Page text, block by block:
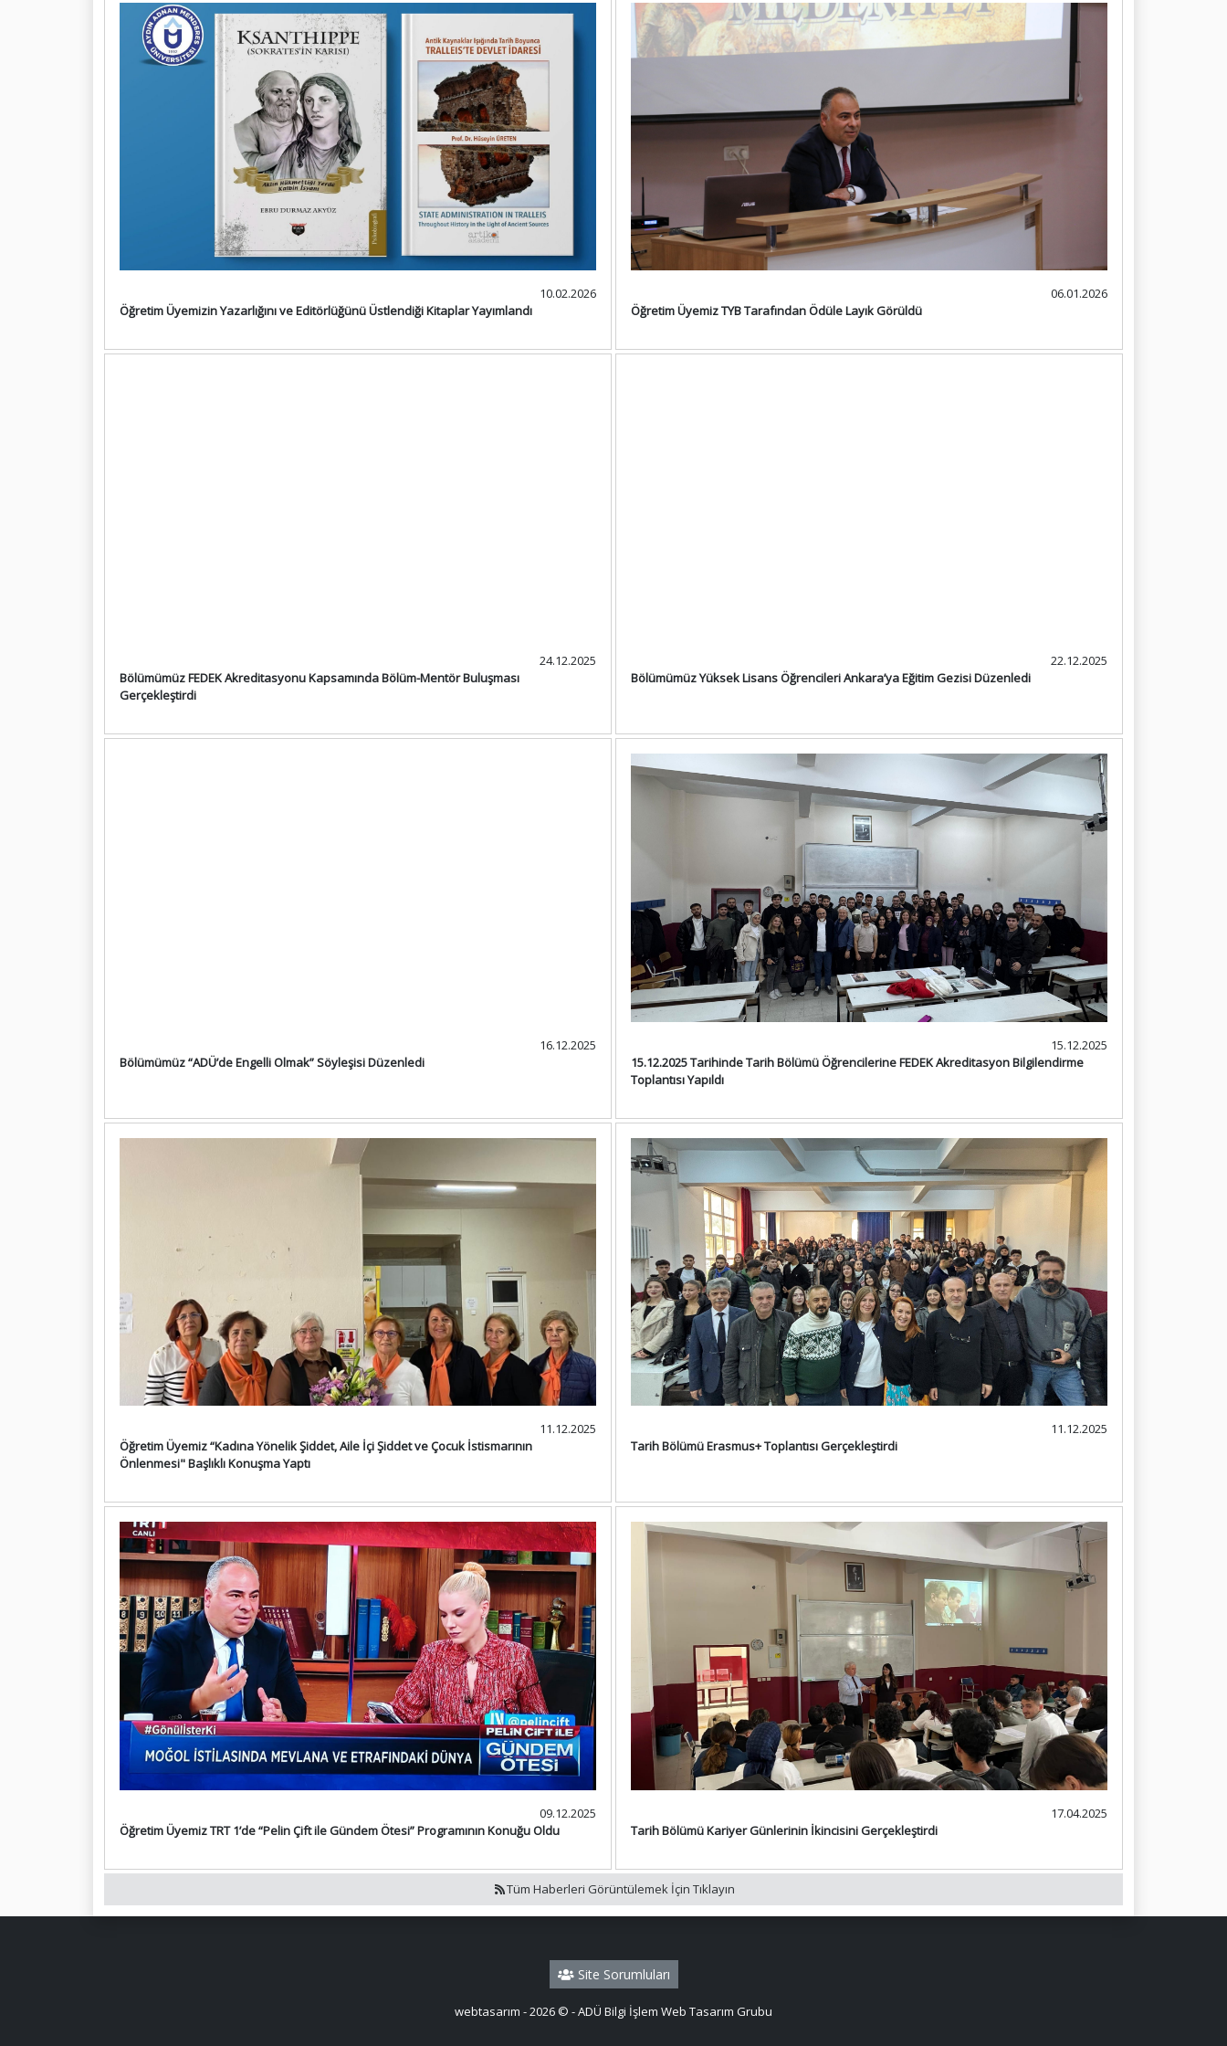
10.02.2026
Öğretim Üyemizin Yazarlığını ve Editörlüğünü Üstlendiği Kitaplar Yayımlandı
06.01.2026
Öğretim Üyemiz TYB Tarafından Ödüle Layık Görüldü
24.12.2025
Bölümümüz FEDEK Akreditasyonu Kapsamında Bölüm-Mentör Buluşması
Gerçekleştirdi
22.12.2025
Bölümümüz Yüksek Lisans Öğrencileri Ankara’ya Eğitim Gezisi Düzenledi
16.12.2025
Bölümümüz “ADÜ’de Engelli Olmak” Söyleşisi Düzenledi
15.12.2025
15.12.2025 Tarihinde Tarih Bölümü Öğrencilerine FEDEK Akreditasyon Bilgilendirme
Toplantısı Yapıldı
11.12.2025
Öğretim Üyemiz “Kadına Yönelik Şiddet, Aile İçi Şiddet ve Çocuk İstismarının
Önlenmesi" Başlıklı Konuşma Yaptı
11.12.2025
Tarih Bölümü Erasmus+ Toplantısı Gerçekleştirdi
09.12.2025
Öğretim Üyemiz TRT 1’de “Pelin Çift ile Gündem Ötesi” Programının Konuğu Oldu
17.04.2025
Tarih Bölümü Kariyer Günlerinin İkincisini Gerçekleştirdi
Tüm Haberleri Görüntülemek İçin Tıklayın
Site Sorumluları
webtasarım - 2026 © - ADÜ Bilgi İşlem Web Tasarım Grubu